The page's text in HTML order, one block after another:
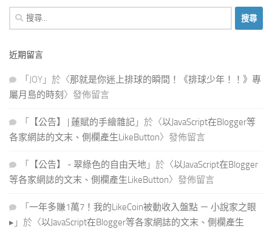
搜
尋
鍵
近期留言
「 JOY 」於〈那就是你迷上排球的瞬間！《排球少年！！》專
屬月島的時刻 〉發佈留言
「 【公告】 | 蓮賦的手繪雜記 」於〈以JavaScript在Blogger等
各家網誌的文末、側欄產生LikeButton〉發佈留言
「 【公告】 - 翠綠色的自由天地 」於〈以JavaScript在Blogger
等各家網誌的文末、側欄產生LikeButton〉發佈留言
「 一年多賺1萬7！我的LikeCoin被動收入盤點 － 小說家之眼
▸ 」於〈以JavaScript在Blogger等各家網誌的文末、側欄產生